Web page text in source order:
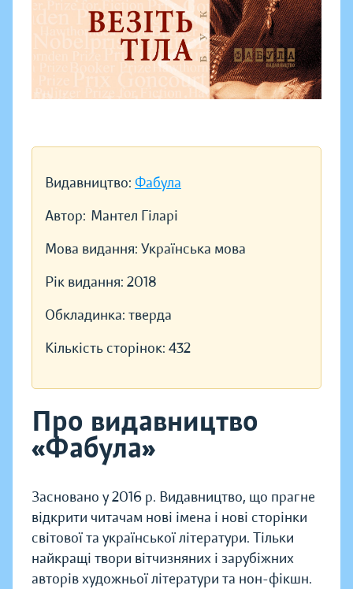
Видавництво: Фабула
Автор: Мантел Гіларі
Мова видання: Українська мова
Рік видання: 2018
Обкладинка: тверда
Кількість сторінок: 432
Про видавництво
«Фабула»
Засновано у 2016 р. Видавництво, що прагне
відкрити читачам нові імена і нові сторінки
світової та української літератури. Тільки
найкращі твори вітчизняних і зарубіжних
авторів художньої літератури та нон-фікшн.